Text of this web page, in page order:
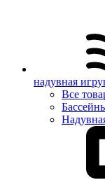
надувная
Все